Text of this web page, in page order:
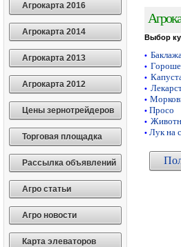
Агрокарта 2016
Агрокарта 2014
Агрокарта 2013
Агрокарта 2012
Цены зернотрейдеров
Торговая площадка
Рассылка объявлений
Агро статьи
Агро новости
Карта элеваторов
Выбор
•
•
•
•
•
• Просо
•
• Лук на